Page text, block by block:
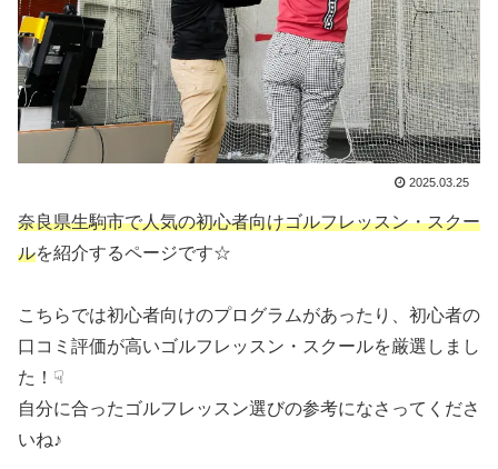
2025.03.25
奈良県生駒市で人気の初心者向けゴルフレッスン・スクー
ルを紹介するページです☆
こちらでは初心者向けのプログラムがあったり、初心者の
口コミ評価が高いゴルフレッスン・スクールを厳選しまし
た！☟
自分に合ったゴルフレッスン選びの参考になさってくださ
いね♪